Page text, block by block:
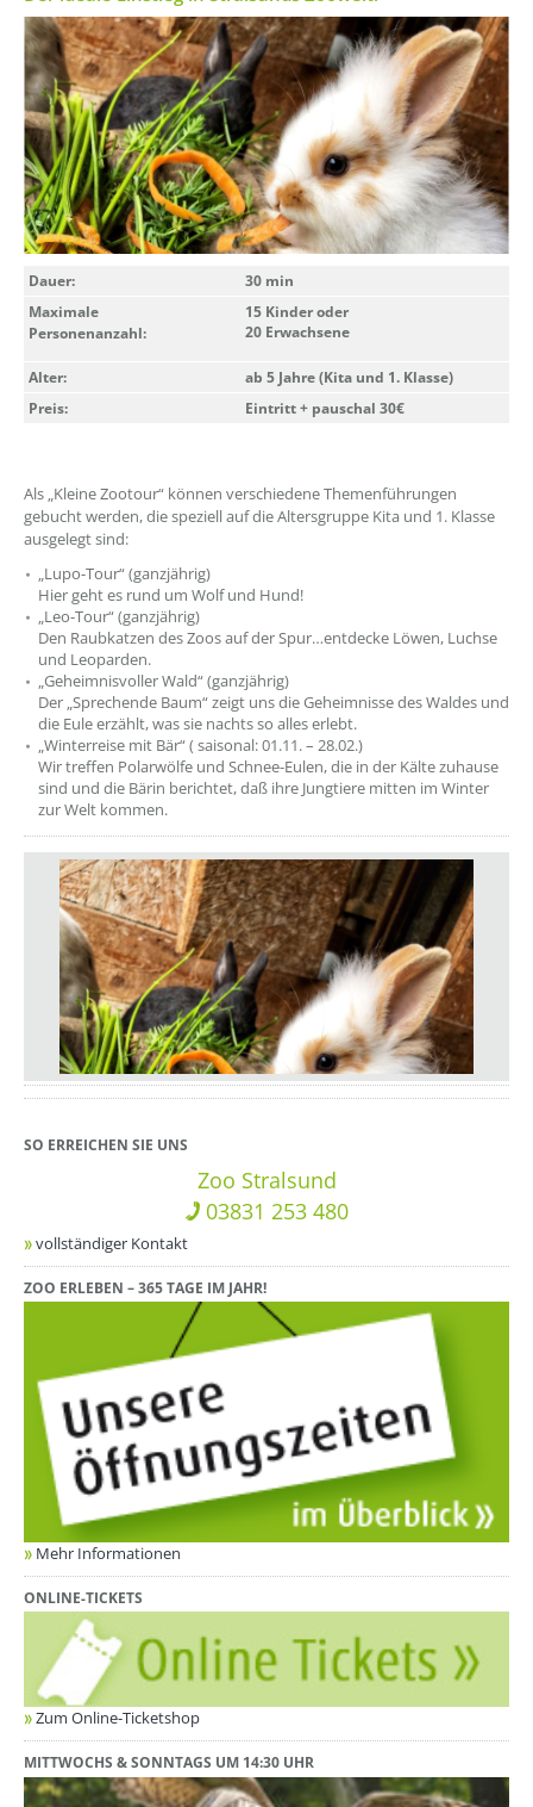
Dauer:
30 min
Maximale
Personenanzahl:
15 Kinder oder
20 Erwachsene
Alter:
ab 5 Jahre (Kita und 1. Klasse)
Preis:
Eintritt + pauschal 30€
Als „Kleine Zootour“ können verschiedene Themenführungen
gebucht werden, die speziell auf die Altersgruppe Kita und 1. Klasse
ausgelegt sind:
„Lupo-Tour“ (ganzjährig)
Hier geht es rund um Wolf und Hund!
„Leo-Tour“ (ganzjährig)
Den Raubkatzen des Zoos auf der Spur…entdecke Löwen, Luchse
und Leoparden.
„Geheimnisvoller Wald“ (ganzjährig)
Der „Sprechende Baum“ zeigt uns die Geheimnisse des Waldes und
die Eule erzählt, was sie nachts so alles erlebt.
„Winterreise mit Bär“ ( saisonal: 01.11. – 28.02.)
Wir treffen Polarwölfe und Schnee-Eulen, die in der Kälte zuhause
sind und die Bärin berichtet, daß ihre Jungtiere mitten im Winter
zur Welt kommen.
SO ERREICHEN SIE UNS
Zoo Stralsund
03831 253 480
vollständiger Kontakt
ZOO ERLEBEN – 365 TAGE IM JAHR!
Mehr Informationen
ONLINE-TICKETS
Zum Online-Ticketshop
MITTWOCHS & SONNTAGS UM 14:30 UHR